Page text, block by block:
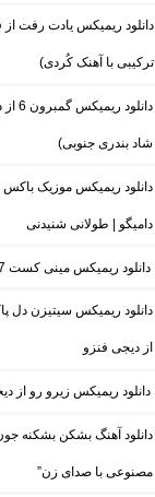
دانلود ریمیکس یادت رفت
ترکیبی با آهنک کُردی)
شاد بندری جنوبی)
دامیگو | طولانی شنیدنی
دانلود ریمیکس مینی کست 7 از دیجی مهراس
دانلود ریمیکس سیتیزن دل
از دیجی فنزو
دانلود ریمیکس زیرو رو از
دانلود آهنگ بشکن بشکنه
مصنوعی با صدای زن”